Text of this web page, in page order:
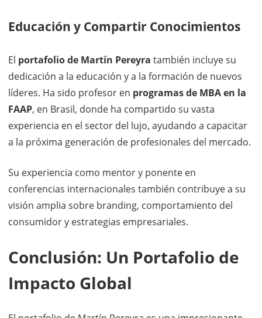
Educación y Compartir Conocimientos
El portafolio de Martín Pereyra también incluye su
dedicación a la educación y a la formación de nuevos
líderes. Ha sido profesor en programas de MBA en la
FAAP, en Brasil, donde ha compartido su vasta
experiencia en el sector del lujo, ayudando a capacitar
a la próxima generación de profesionales del mercado.
Su experiencia como mentor y ponente en
conferencias internacionales también contribuye a su
visión amplia sobre branding, comportamiento del
consumidor y estrategias empresariales.
Conclusión: Un Portafolio de
Impacto Global